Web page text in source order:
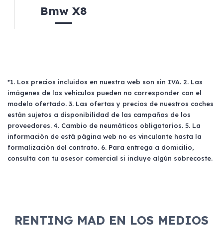
Bmw X8
*1. Los precios incluidos en nuestra web son sin IVA. 2. Las
imágenes de los vehículos pueden no corresponder con el
modelo ofertado. 3. Las ofertas y precios de nuestros coches
están sujetos a disponibilidad de las campañas de los
proveedores. 4. Cambio de neumáticos obligatorios. 5. La
información de está página web no es vinculante hasta la
formalización del contrato. 6. Para entrega a domicilio,
consulta con tu asesor comercial si incluye algún sobrecoste.
RENTING MAD EN LOS MEDIOS